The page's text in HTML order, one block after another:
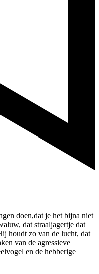
doen,dat je het bijna niet
dat straaljagertje dat
houdt zo van de lucht, dat
van de agressieve
en de hebberige